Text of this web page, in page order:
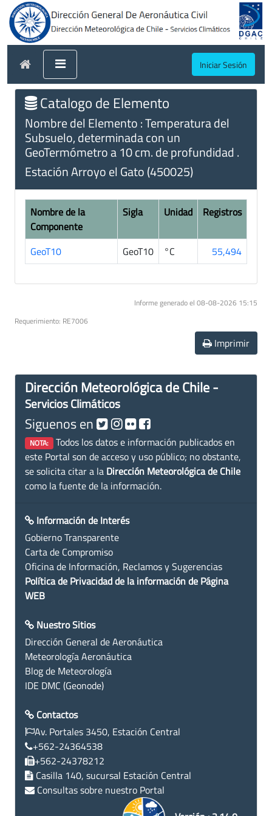
Iniciar Sesión
Catalogo de Elemento
Nombre del Elemento : Temperatura del
Subsuelo, determinada con un
GeoTermómetro a 10 cm. de profundidad .
Estación Arroyo el Gato (450025)
Nombre de la
Componente
Sigla Unidad Registros
GeoT10 GeoT10 °C 55,494
Informe generado el 08-08-2026 15:15
Requerimiento: RE7006
Imprimir
Dirección Meteorológica de Chile -
Servicios Climáticos
Siguenos en
NOTA: Todos los datos e información publicados en
este Portal son de acceso y uso público; no obstante,
se solicita citar a la Dirección Meteorológica de Chile
como la fuente de la información.
Información de Interés
Gobierno Transparente
Carta de Compromiso
Oficina de Información, Reclamos y Sugerencias
Política de Privacidad de la información de Página
WEB
Nuestro Sitios
Dirección General de Aeronáutica
Meteorología Aeronáutica
Blog de Meteorología
IDE DMC (Geonode)
Contactos
Av. Portales 3450, Estación Central
+562-24364538
+562-24378212
Casilla 140, sucursal Estación Central
Consultas sobre nuestro Portal